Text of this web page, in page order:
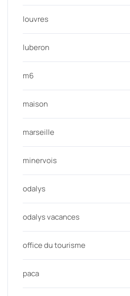
louvres
luberon
m6
maison
marseille
minervois
odalys
odalys vacances
office du tourisme
paca